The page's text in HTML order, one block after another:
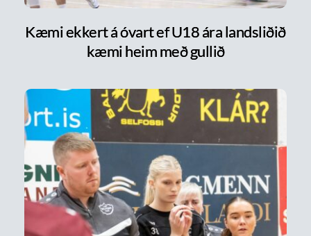
Kæmi ekkert á óvart ef U18 ára landsliðið
kæmi heim með gullið